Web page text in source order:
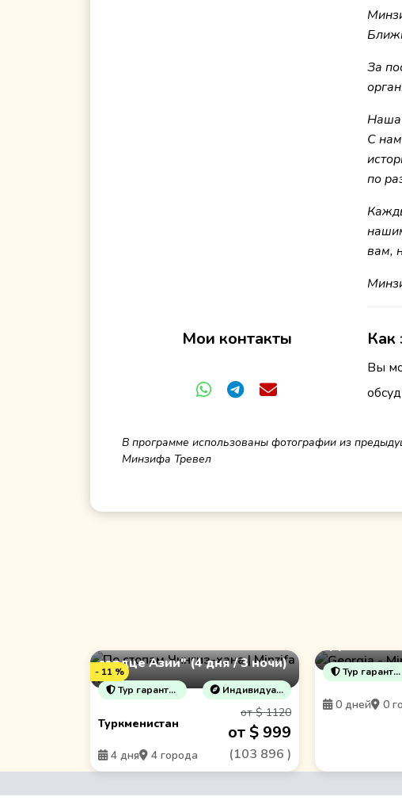
За
Наша
С
по
вам,
Как
Вы
Мои контакты
В программе использованы фотографии из
Минзифа Тревел
- 11 %
сердце Азии" (4 дня / 3 ночи)
Тур гарантирован! Индивидуальные туры
Туркменистан
4 дня 4 города
от $ 1120
от $ 999
(103 896 )
Тур гарантирован!
0 дней 0